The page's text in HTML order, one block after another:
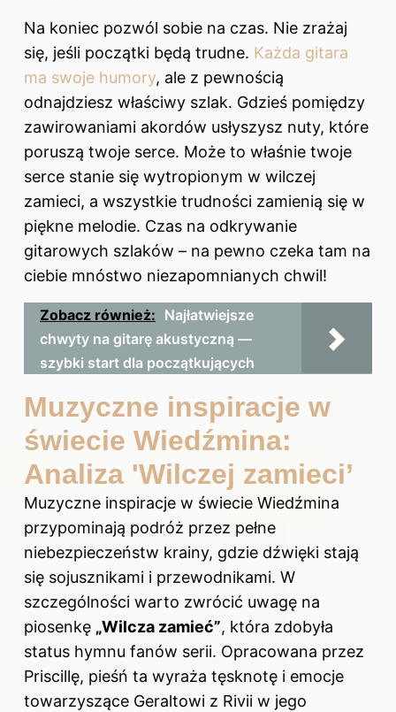
Na koniec pozwól sobie na czas. Nie zrażaj
się, jeśli początki będą trudne. Każda gitara
ma swoje humory, ale z pewnością
odnajdziesz właściwy szlak. Gdzieś pomiędzy
zawirowaniami akordów usłyszysz nuty, które
poruszą twoje serce. Może to właśnie twoje
serce stanie się wytropionym w wilczej
zamieci, a wszystkie trudności zamienią się w
piękne melodie. Czas na odkrywanie
gitarowych szlaków – na pewno czeka tam na
ciebie mnóstwo niezapomnianych chwil!
Zobacz również: Najłatwiejsze
chwyty na gitarę akustyczną —
szybki start dla początkujących
Muzyczne inspiracje w
świecie Wiedźmina:
Analiza 'Wilczej zamieci’
Muzyczne inspiracje w świecie Wiedźmina
przypominają podróż przez pełne
niebezpieczeństw krainy, gdzie dźwięki stają
się sojusznikami i przewodnikami. W
szczególności warto zwrócić uwagę na
piosenkę „Wilcza zamieć”, która zdobyła
status hymnu fanów serii. Opracowana przez
Priscillę, pieśń ta wyraża tęsknotę i emocje
towarzyszące Geraltowi z Rivii w jego